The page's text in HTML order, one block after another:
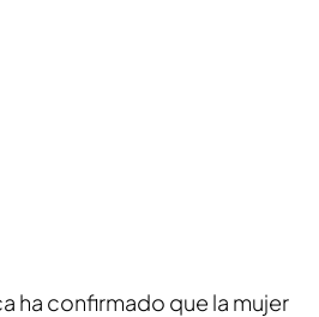
ha confirmado que la mujer